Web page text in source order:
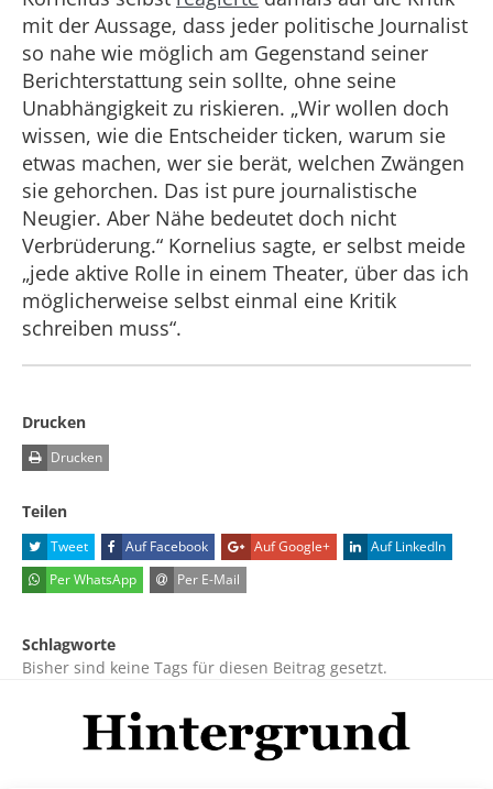
mit der Aussage, dass jeder politische Journalist
so nahe wie möglich am Gegenstand seiner
Berichterstattung sein sollte, ohne seine
Unabhängigkeit zu riskieren. „Wir wollen doch
wissen, wie die Entscheider ticken, warum sie
etwas machen, wer sie berät, welchen Zwängen
sie gehorchen. Das ist pure journalistische
Neugier. Aber Nähe bedeutet doch nicht
Verbrüderung.“ Kornelius sagte, er selbst meide
„jede aktive Rolle in einem Theater, über das ich
möglicherweise selbst einmal eine Kritik
schreiben muss“.
Drucken
Drucken
Teilen
Tweet Auf Facebook Auf Google+
Auf LinkedIn
Per WhatsApp
Per E-Mail
Schlagworte
Bisher sind keine Tags für diesen Beitrag gesetzt.